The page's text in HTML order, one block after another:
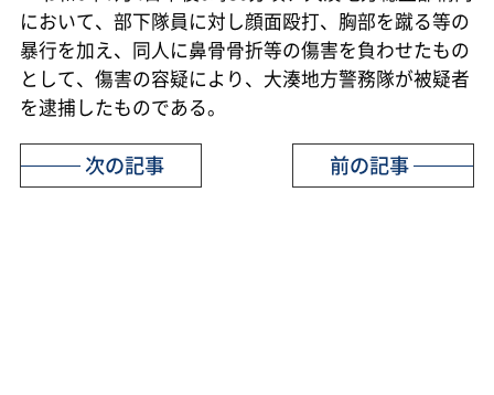
において、部下隊員に対し顔面殴打、胸部を蹴る等の
暴行を加え、同人に鼻骨骨折等の傷害を負わせたもの
として、傷害の容疑により、大湊地方警務隊が被疑者
を逮捕したものである。
前の記事
次の記事